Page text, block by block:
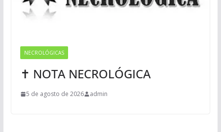
NECROLÓGICAS
✝ NOTA NECROLÓGICA
5 de agosto de 2026 admin